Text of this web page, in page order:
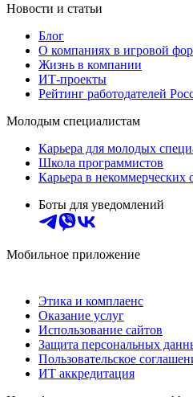
Новости и статьи
Блог
О компаниях в игровой
Жизнь в компании
ИТ-проекты
Рейтинг работодателей
Молодым специалистам
Карьера для молодых
Школа программистов
Карьера в некоммерческих
Боты для уведомлений
Мобильное приложение
Этика и комплаенс
Оказание услуг
Использование сайтов
Защита персональных
Пользовательское
ИТ аккредитация